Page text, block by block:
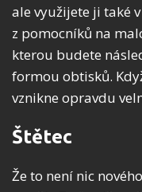
ale využijete ji také
z pomocníků na
kterou budete
formou obtisků.
vznikne opravdu
Štětec
Že to není nic